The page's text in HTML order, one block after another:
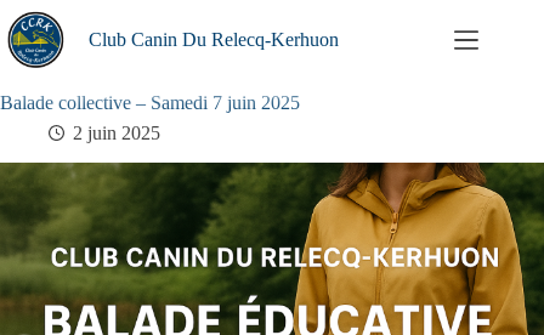
Passer
au
contenu
Club Canin Du Relecq-Kerhuon
Balade collective – Samedi 7 juin 2025
2 juin 2025